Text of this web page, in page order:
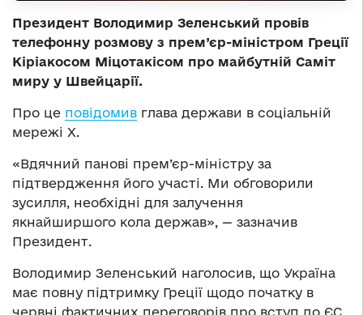
Президент Володимир Зеленський провів
телефонну розмову з прем’єр-міністром Греції
Кіріакосом Міцотакісом про майбутній Саміт
миру у Швейцарії.
Про це повідомив глава держави в соціальній
мережі Х.
«Вдячний панові прем’єр-міністру за
підтвердження його участі. Ми обговорили
зусилля, необхідні для залучення
якнайширшого кола держав», — зазначив
Президент.
Володимир Зеленський наголосив, що Україна
має повну підтримку Греції щодо початку в
червні фактичних переговорів про вступ до ЄС.